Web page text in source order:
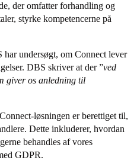
der omfatter forhandling og
styrke kompetencerne på
undersøgt, om Connect lever
DBS skriver at der ”ved
giver os anledning til
løsningen er berettiget til,
Dette inkluderer, hvordan
behandles af vores
GDPR.